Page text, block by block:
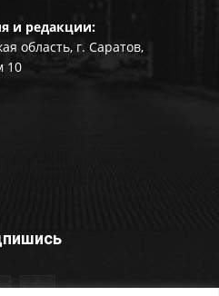
и редакции:
область, г. Саратов,
10